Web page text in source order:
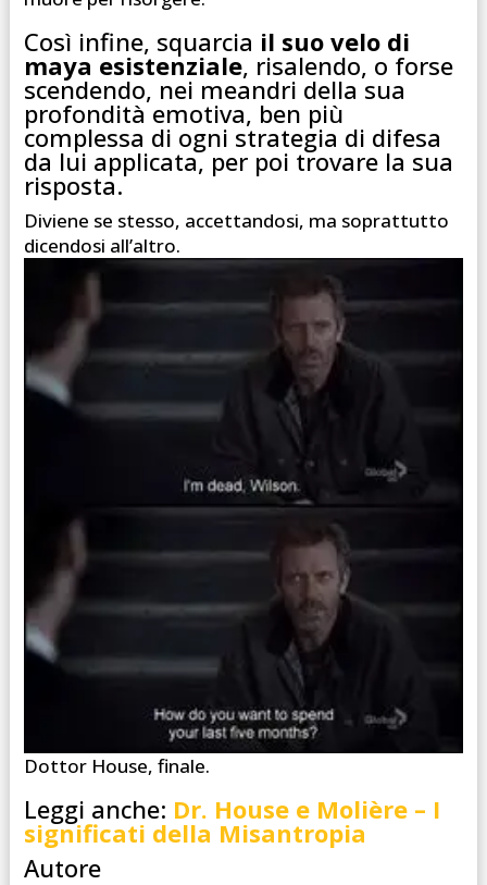
Così infine, squarcia il suo velo di
maya esistenziale, risalendo, o forse
scendendo, nei meandri della sua
profondità emotiva, ben più
complessa di ogni strategia di difesa
da lui applicata, per poi trovare la sua
risposta.
Diviene se stesso, accettandosi, ma soprattutto
dicendosi all’altro.
Dottor House, finale.
Leggi anche: Dr. House e Molière – I
significati della Misantropia
Autore